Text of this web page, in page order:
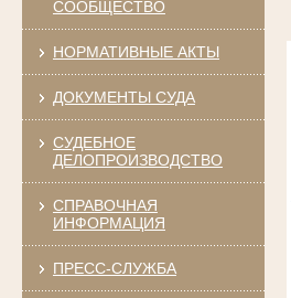
СООБЩЕСТВО
НОРМАТИВНЫЕ АКТЫ
ДОКУМЕНТЫ СУДА
СУДЕБНОЕ
ДЕЛОПРОИЗВОДСТВО
СПРАВОЧНАЯ
ИНФОРМАЦИЯ
ПРЕСС-СЛУЖБА